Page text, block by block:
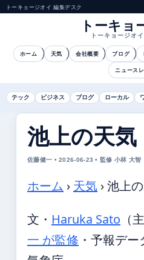
トーキョージオイ 編集デスク
トーキョ
トーキョージオ
ホーム 天気 会社概要 ブログ
ニュース
テック ビジネス ブログ ローカル
池上の天気
佐藤健一 • 2026-06-23 • 監修 小林 大智
ホーム › 天気 ›池上
文・ Haruka Sato （
一 が監修 ・ 予報デー